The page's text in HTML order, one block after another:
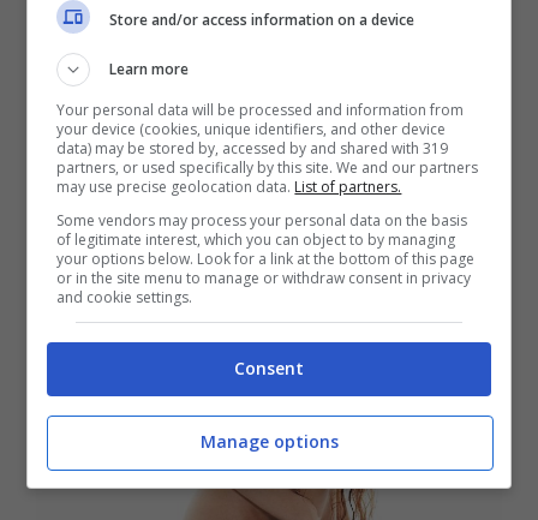
timori nel metterlo in mostra.
Store and/or access information on a device
Learn more
Your personal data will be processed and information from
your device (cookies, unique identifiers, and other device
data) may be stored by, accessed by and shared with 319
partners, or used specifically by this site. We and our partners
may use precise geolocation data. List of partners.
Some vendors may process your personal data on the basis
of legitimate interest, which you can object to by managing
your options below. Look for a link at the bottom of this page
or in the site menu to manage or withdraw consent in privacy
and cookie settings.
Consent
Manage options